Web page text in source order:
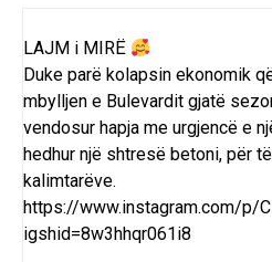
LAJM i MIRË
Duke parë kolapsin ekonomik
mbylljen e Bulevardit gjatë
vendosur hapja me urgjencë e
hedhur një shtresë betoni, për
kalimtarëve.
https://www.instagram.com/p/
igshid=8w3hhqr061i8